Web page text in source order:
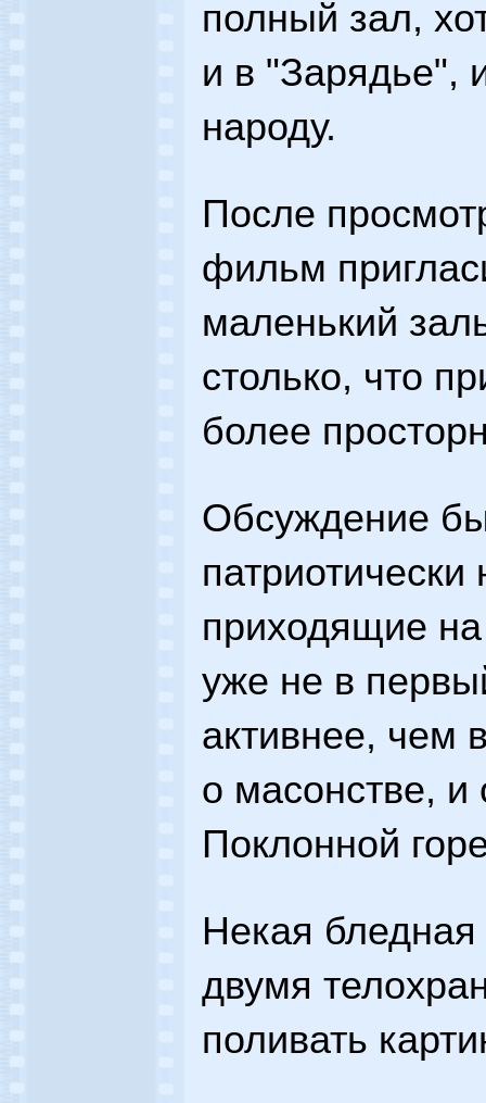
полный зал,
и в "Зарядье",
народу.
После
фильм
маленький
столько, что
более
Обсуждение
приходящие
уже не в
активнее, чем
о масонстве, и
Поклонной
Некая
двумя
поливать